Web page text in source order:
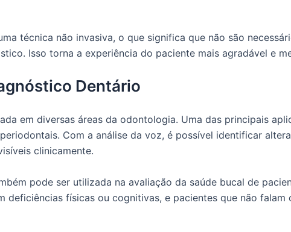
técnica não invasiva, o que significa que não são
Isso torna a experiência do paciente mais agradável e
Dentário
em diversas áreas da odontologia. Uma das principais
Com a análise da voz, é possível identificar
clinicamente.
pode ser utilizada na avaliação da saúde bucal de
deficiências físicas ou cognitivas, e pacientes que não